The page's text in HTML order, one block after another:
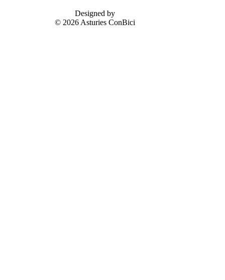
Designed by
© 2026 Asturies ConBici